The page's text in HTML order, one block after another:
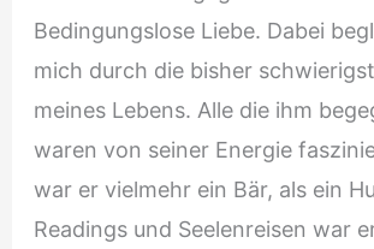
Bedingungslose Liebe. Dabei
mich durch die bisher
meines Lebens. Alle die ihm
waren von seiner Energie
war er vielmehr ein Bär, als ein
Readings und Seelenreisen war